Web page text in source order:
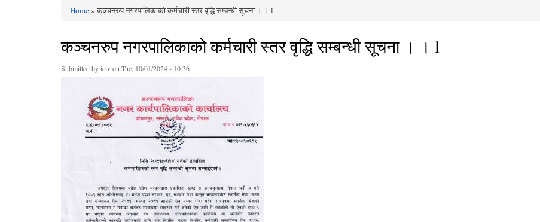
Home» कञ्चनरुप नगरपालिकाको कर्मचारी स्तर वृद्धि सम्बन्धी सूचना । । l
कञ्चनरुप नगरपालिकाको कर्मचारी स्तर वृद्धि सम्बन्धी सूचना । । l
Submitted byictvon Tue, 10/01/2024 - 10:36